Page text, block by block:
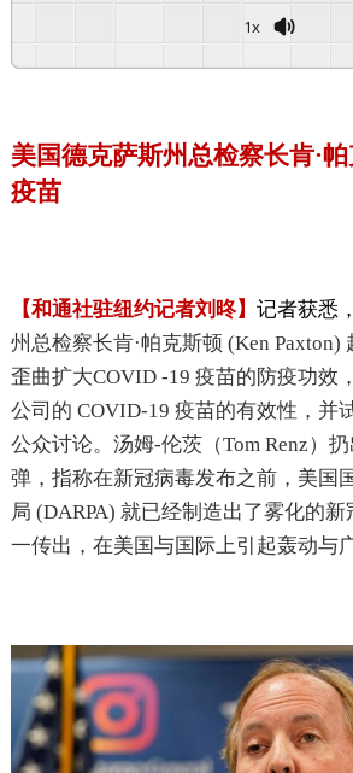
1x
美国德克萨斯州总检察长肯·
疫苗
【和通社驻纽约记者刘昸】 记者获悉，
州总检察长肯·帕克斯顿 (Ken Paxton)
歪曲扩大COVID -19 疫苗的防疫功效
公司的 COVID-19 疫苗的有效性，并
公众讨论。汤姆-伦茨（Tom Renz）
弹，指称在新冠病毒发布之前，美国
局 (DARPA) 就已经制造出了雾化的
一传出，在美国与国际上引起轰动与